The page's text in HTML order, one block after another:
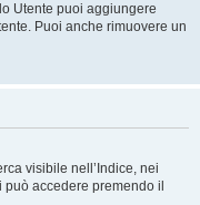
Utente puoi aggiungere
Puoi anche rimuovere un
visibile nell’Indice, nei
accedere premendo il